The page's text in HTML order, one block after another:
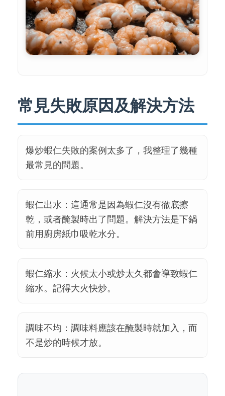
常見失敗原因及解決方法
爆炒蝦仁失敗的案例太多了，我整理了幾種
最常見的問題。
蝦仁出水：這通常是因為蝦仁沒有徹底擦
乾，或者醃製時出了問題。解決方法是下鍋
前用廚房紙巾吸乾水分。
蝦仁縮水：火候太小或炒太久都會導致蝦仁
縮水。記得大火快炒。
調味不均：調味料應該在醃製時就加入，而
不是炒的時候才放。